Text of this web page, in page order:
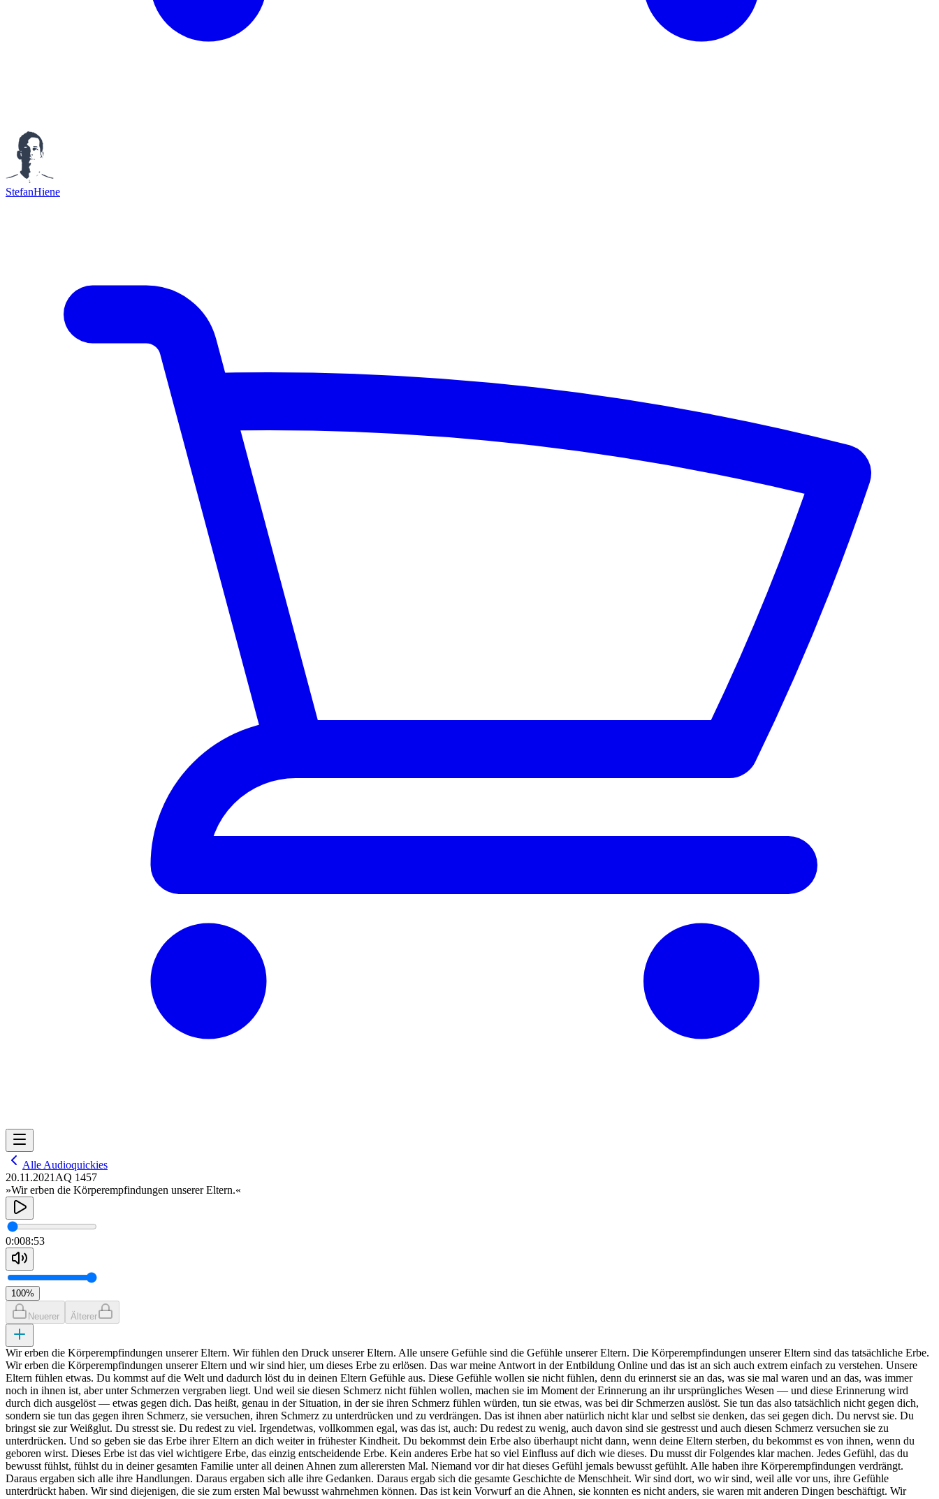
StefanHiene
Alle Audioquickies
20.11.2021 AQ 1457
»Wir erben die Körperempfindungen unserer Eltern.«
0:008:53
100%
Neuerer Älterer
Wir erben die Körperempfindungen unserer Eltern. Wir fühlen den Druck unserer Eltern. Alle unsere Gefühle sind die Gefühle unserer Eltern. Die Körperempfindungen unserer Eltern sind das tatsächliche Erbe.
Wir erben die Körperempfindungen unserer Eltern und wir sind hier, um dieses Erbe zu erlösen. Das war meine Antwort in der Entbildung Online und das ist an sich auch extrem einfach zu verstehen. Unsere
Eltern fühlen etwas. Du kommst auf die Welt und dadurch löst du in deinen Eltern Gefühle aus. Diese Gefühle wollen sie nicht fühlen, denn du erinnerst sie an das, was sie mal waren und an das, was immer
noch in ihnen ist, aber unter Schmerzen vergraben liegt. Und weil sie diesen Schmerz nicht fühlen wollen, machen sie im Moment der Erinnerung an ihr ursprüngliches Wesen — und diese Erinnerung wird
durch dich ausgelöst — etwas gegen dich. Das heißt, genau in der Situation, in der sie ihren Schmerz fühlen würden, tun sie etwas, was bei dir Schmerzen auslöst. Sie tun das also tatsächlich nicht gegen dich,
sondern sie tun das gegen ihren Schmerz, sie versuchen, ihren Schmerz zu unterdrücken und zu verdrängen. Das ist ihnen aber natürlich nicht klar und selbst sie denken, das sei gegen dich. Du nervst sie. Du
bringst sie zur Weißglut. Du stresst sie. Du redest zu viel. Irgendetwas, vollkommen egal, was das ist, auch: Du redest zu wenig, auch davon sind sie gestresst und auch diesen Schmerz versuchen sie zu
unterdrücken. Und so geben sie das Erbe ihrer Eltern an dich weiter in frühester Kindheit. Du bekommst dein Erbe also überhaupt nicht dann, wenn deine Eltern sterben, du bekommst es von ihnen, wenn du
geboren wirst. Dieses Erbe ist das viel wichtigere Erbe, das einzig entscheidende Erbe. Kein anderes Erbe hat so viel Einfluss auf dich wie dieses. Du musst dir Folgendes klar machen. Jedes Gefühl, das du
bewusst fühlst, fühlst du in deiner gesamten Familie unter all deinen Ahnen zum allerersten Mal. Niemand vor dir hat dieses Gefühl jemals bewusst gefühlt. Alle haben ihre Körperempfindungen verdrängt.
Daraus ergaben sich alle ihre Handlungen. Daraus ergaben sich alle ihre Gedanken. Daraus ergab sich die gesamte Geschichte de Menschheit. Wir sind dort, wo wir sind, weil alle vor uns, ihre Gefühle
unterdrückt haben. Wir sind diejenigen, die sie zum ersten Mal bewusst wahrnehmen können. Das ist kein Vorwurf an die Ahnen, sie konnten es nicht anders, sie waren mit anderen Dingen beschäftigt. Wir